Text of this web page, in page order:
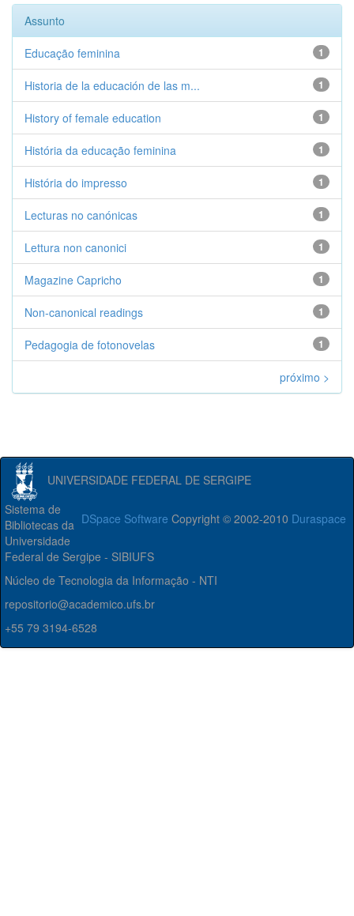
Assunto
1
Educação feminina
1
Historia de la educación de las m...
1
History of female education
1
História da educação feminina
1
História do impresso
1
Lecturas no canónicas
1
Lettura non canonici
1
Magazine Capricho
1
Non-canonical readings
1
Pedagogia de fotonovelas
próximo >
UNIVERSIDADE FEDERAL DE SERGIPE
DSpace Software Copyright © 2002-2010 Duraspace
Sistema de
Bibliotecas da
Universidade
Federal de Sergipe - SIBIUFS
Núcleo de Tecnologia da Informação - NTI
repositorio@academico.ufs.br
+55 79 3194-6528